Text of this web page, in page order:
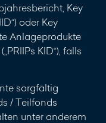
Key
oder Key
Anlageprodukte
KID“), falls
sorgfältig
/ Teilfonds
unter anderem